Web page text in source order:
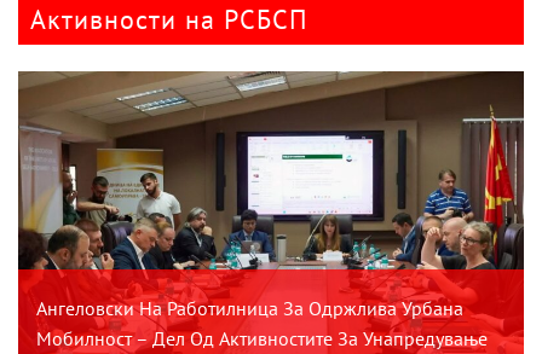
Активности на РСБСП
Ангеловски На Работилница За Одржлива Урбана
Мобилност – Дел Од Активностите За Унапредување